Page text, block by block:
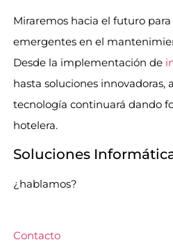
Miraremos hacia el futuro
emergentes en el
Desde la implementación de
hasta soluciones innovadoras,
tecnología continuará dando
hotelera.
Soluciones
¿hablamos?
Contacto